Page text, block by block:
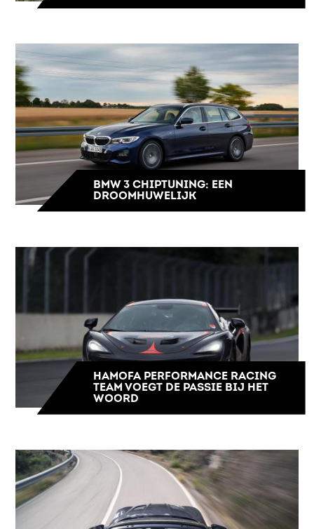
BMW 3 CHIPTUNING: EEN
DROOMHUWELIJK
HAMOFA PERFORMANCE RACING
TEAM VOEGT DE PASSIE BIJ HET
WOORD